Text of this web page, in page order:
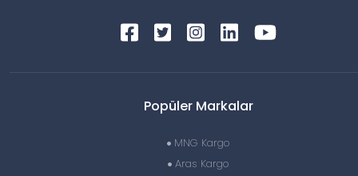
Popüler Markalar
MNG Kargo
Aras Kargo